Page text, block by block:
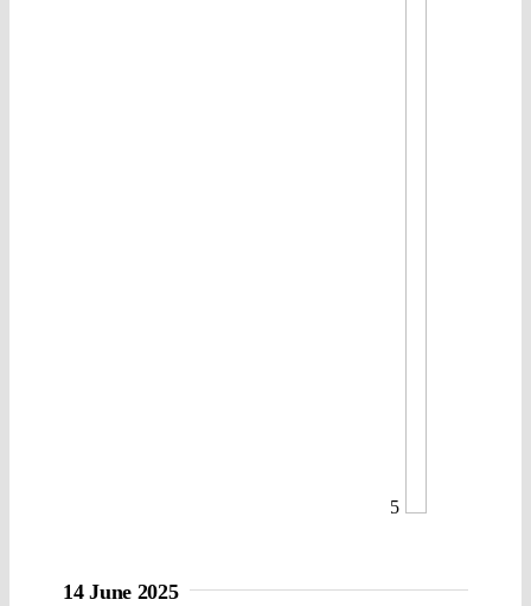
5
14 June 2025